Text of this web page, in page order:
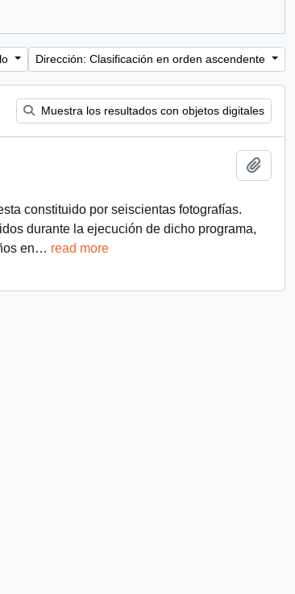
Dirección: Clasificación en orden ascendente
Muestra los resultados con objetos digitales
constituido por seiscientas fotografías.
durante la ejecución de dicho programa,
en… read more